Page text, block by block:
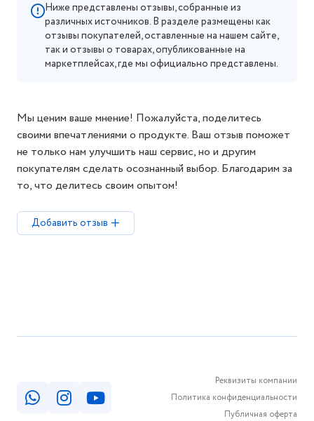
Ниже представлены отзывы, собранные из
различных источников. В разделе размещены как
отзывы покупателей, оставленные на нашем сайте,
так и отзывы о товарах, опубликованные на
маркетплейсах, где мы официально представлены.
Мы ценим ваше мнение! Пожалуйста, поделитесь
своими впечатлениями о продукте. Ваш отзыв поможет
не только нам улучшить наш сервис, но и другим
покупателям сделать осознанный выбор. Благодарим за
то, что делитесь своим опытом!
Добавить отзыв
Реквизиты компании
Политика конфиденциальности
Публичная оферта